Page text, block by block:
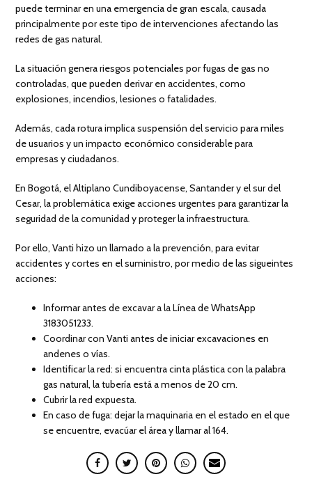
puede terminar en una emergencia de gran escala, causada
principalmente por este tipo de intervenciones afectando las
redes de gas natural.
La situación genera riesgos potenciales por fugas de gas no
controladas, que pueden derivar en accidentes, como
explosiones, incendios, lesiones o fatalidades.
Además, cada rotura implica suspensión del servicio para miles
de usuarios y un impacto económico considerable para
empresas y ciudadanos.
En Bogotá, el Altiplano Cundiboyacense, Santander y el sur del
Cesar, la problemática exige acciones urgentes para garantizar la
seguridad de la comunidad y proteger la infraestructura.
Por ello, Vanti hizo un llamado a la prevención, para evitar
accidentes y cortes en el suministro, por medio de las sigueintes
acciones:
Informar antes de excavar a la Línea de WhatsApp
3183051233.
Coordinar con Vanti antes de iniciar excavaciones en
andenes o vías.
Identificar la red: si encuentra cinta plástica con la palabra
gas natural, la tubería está a menos de 20 cm.
Cubrir la red expuesta.
En caso de fuga: dejar la maquinaria en el estado en el que
se encuentre, evacúar el área y llamar al 164.